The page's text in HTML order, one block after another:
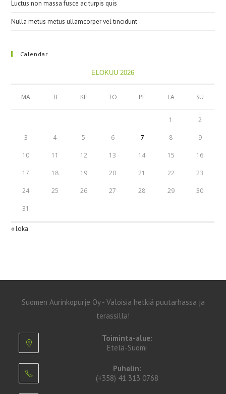
Luctus non massa fusce ac turpis quis
Nulla metus metus ullamcorper vel tincidunt
Calendar
ELOKUU 2026
MA TI KE TO PE LA SU
1 2
3 4 5 6 7 8 9
10 11 12 13 14 15 16
17 18 19 20 21 22 23
24 25 26 27 28 29 30
31
« loka
Suomen Aurinkopurje Oy - Valoisia hetkiä puutarhassa ja
terassilla!
Toiminta-alue:
Etelä-Suomi
Puhelin:
(+358) 41 313 0768